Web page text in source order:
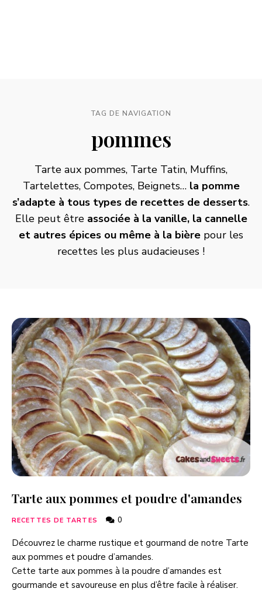
TAG DE NAVIGATION
pommes
Tarte aux pommes, Tarte Tatin, Muffins,
Tartelettes, Compotes, Beignets… la pomme
s’adapte à tous types de recettes de desserts.
Elle peut être associée à la vanille, la cannelle
et autres épices ou même à la bière pour les
recettes les plus audacieuses !
Tarte aux pommes et poudre d'amandes
RECETTES DE TARTES 0
Découvrez le charme rustique et gourmand de notre Tarte
aux pommes et poudre d’amandes.
Cette tarte aux pommes à la poudre d’amandes est
gourmande et savoureuse en plus d’être facile à réaliser.